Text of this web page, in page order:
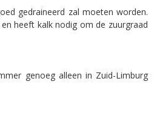
gedraineerd zal moeten worden.
heeft kalk nodig om de zuurgraad
genoeg alleen in Zuid-Limburg